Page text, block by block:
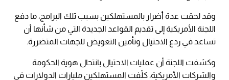
وقد لحقت عدة أضرار بالمستهلكين بسبب تلك البرامج، ما دفع
اللجنة الأمريكية إلى تقديم القواعد الجديدة التي من شأنها أن
تساعد في ردع الاحتيال وتأمين التعويض للجهات المتضررة.
وكشفت اللجنة أن عمليات الاحتيال بانتحال هوية الحكومة
والشركات الأمريكية، كلّفت المستهلكين مليارات الدولارات في